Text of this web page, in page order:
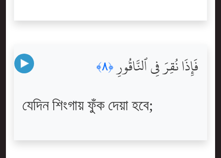
فَإِذَا نُقِرَ فِى ٱلنَّاقُورِ ﴿٨﴾
যেদিন শিংগায় ফুঁক দেয়া হবে;